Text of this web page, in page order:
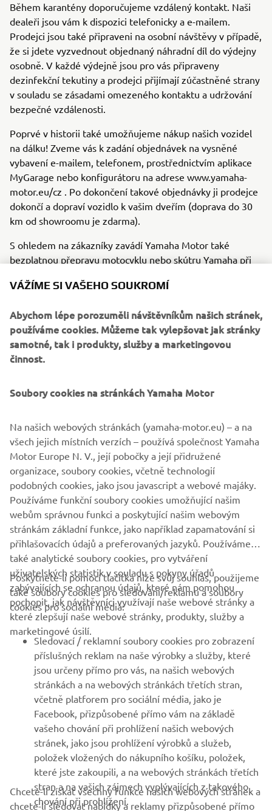
Během karantény doporučujeme vzdálený kontakt. Naši
dealeři jsou vám k dispozici telefonicky a e-mailem.
Prodejci jsou také připraveni na osobní návštěvy v případě,
že si jdete vyzvednout objednaný náhradní díl do výdejny
osobně. V každé výdejně jsou pro vás připraveny
dezinfekční tekutiny a prodejci přijímají zúčastněné strany
v souladu se zásadami omezeného kontaktu a udržování
bezpečné vzdálenosti.
Poprvé v historii také umožňujeme nákup našich vozidel
na dálku! Zveme vás k zadání objednávek na vysněné
vybavení e-mailem, telefonem, prostřednictvím aplikace
MyGarage nebo konfigurátoru na adrese www.yamaha-
motor.eu/cz . Po dokončení takové objednávky ji prodejce
dokončí a dopraví vozidlo k vašim dveřím (doprava do 30
km od showroomu je zdarma).
S ohledem na zákazníky zavádí Yamaha Motor také
bezplatnou přepravu motocyklu nebo skútru Yamaha při
oprava nebo příprava na sezónu. Řidič bude vaše vozidlo
kapalinou.
Pro splnění nových bezpečnostních standardů nabízejí
prodejci Yamaha také bezplatnou dopravu objednávek nad
oblečení a pomůcek.
vynakládají veškeré úsilí, aby vám poskytly maximální
bezpečný servis a zároveň umožnily využití nabídky
značky Yamaha.
Seznam participujících dealerů Yamaha:na tomto
odkazu.
FIREMNÍ
B2B
VÍCE YAMAHA
PODPORA
ZPRAVODAJ
Získejte jako první informace o nejnovějších nabídkách,
speciálních akcích, nových verzích a mnoho dalšího
VÁŽÍME SI VAŠEHO SOUKROMÍ
Abychom lépe porozuměli návštěvníkům našich stránek,
používáme cookies. Můžeme tak vylepšovat jak stránky
samotné, tak i produkty, služby a marketingovou
činnost.
Soubory cookies na stránkách Yamaha Motor
Na našich webových stránkách (yamaha-motor.eu) – a na
všech jejich místních verzích – používá společnost Yamaha
Motor Europe N. V., její pobočky a její přidružené
organizace, soubory cookies, včetně technologií
podobných cookies, jako jsou javascript a webové majáky.
Používáme funkční soubory cookies umožňující našim
webům správnou funkci a poskytující našim webovým
stránkám základní funkce, jako například zapamatování si
přihlašovacích údajů a preferovaných jazyků. Používáme
také analytické soubory cookies, pro vytváření
uživatelských statistik v souladu s pokyny úřadů
zabývajících se ochranou údajů, které nám pomohou
pochopit, jak návštěvníci využívají naše webové stránky a
které zlepšují naše webové stránky, produkty, služby a
marketingové úsilí.
Poskytnete-li pomocí tlačítka níže svůj souhlas, použijeme
také soubory cookies pro sledování/reklamu a soubory
cookies pro sociální média:
Sledovací / reklamní soubory cookies pro zobrazení
příslušných reklam na naše výrobky a služby, které
jsou určeny přímo pro vás, na našich webových
stránkách a na webových stránkách třetích stran,
včetně platforem pro sociální média, jako je
Facebook, přizpůsobené přímo vám na základě
vašeho chování při prohlížení našich webových
stránek, jako jsou prohlížení výrobků a služeb,
položek vložených do nákupního košíku, položek,
které jste zakoupili, a na webových stránkách třetích
stran a na vašich zájmech vyplývajících z takového
chování při prohlížení.
Chcete-li získat všechny funkce našich webových stránek a
chcete-li sledovat nabídky a reklamy přizpůsobené přímo